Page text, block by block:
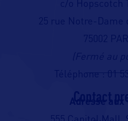
c/o Hopscotch
25 rue Notre-Dame
75002
(Fermé au
Adresse aux
Contact